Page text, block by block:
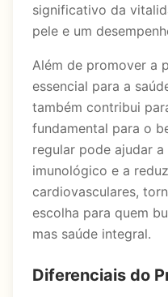
significativo da
pele e um
Além de promover a
essencial para a
também contribui
fundamental para o
regular pode ajudar
imunológico e a
cardiovasculares,
escolha para quem
mas saúde integral.
Diferenciais do